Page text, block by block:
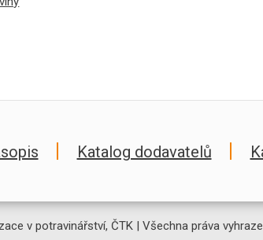
Katalog dodavatelů
v potravinářství, ČTK | Všechna práva